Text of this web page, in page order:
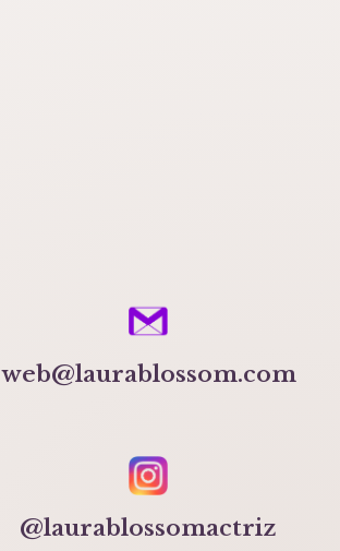
web@laurablossom.com
@laurablossomactriz